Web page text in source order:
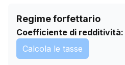
Regime forfettario
Coefficiente di redditività:
Calcola le tasse